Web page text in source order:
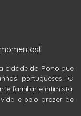
cidade do Porto que
portugueses. O
familiar e intimista.
e pelo prazer de